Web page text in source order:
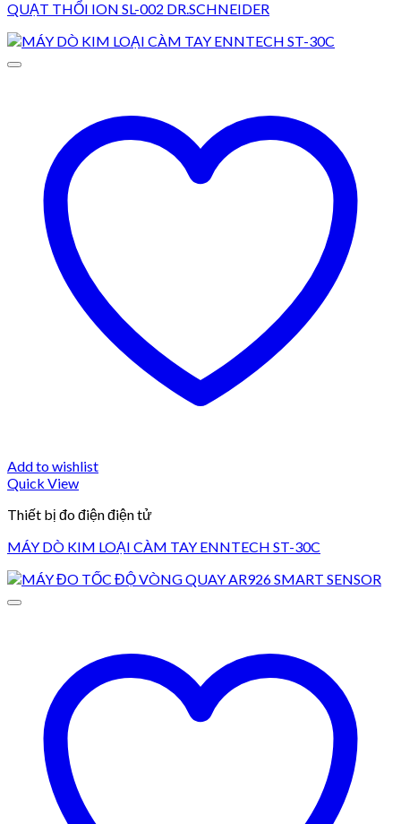
QUẠT THỔI ION SL-002 DR.SCHNEIDER
Add to wishlist
Quick View
Thiết bị đo điện điện tử
MÁY DÒ KIM LOẠI CÀM TAY ENNTECH ST-30C